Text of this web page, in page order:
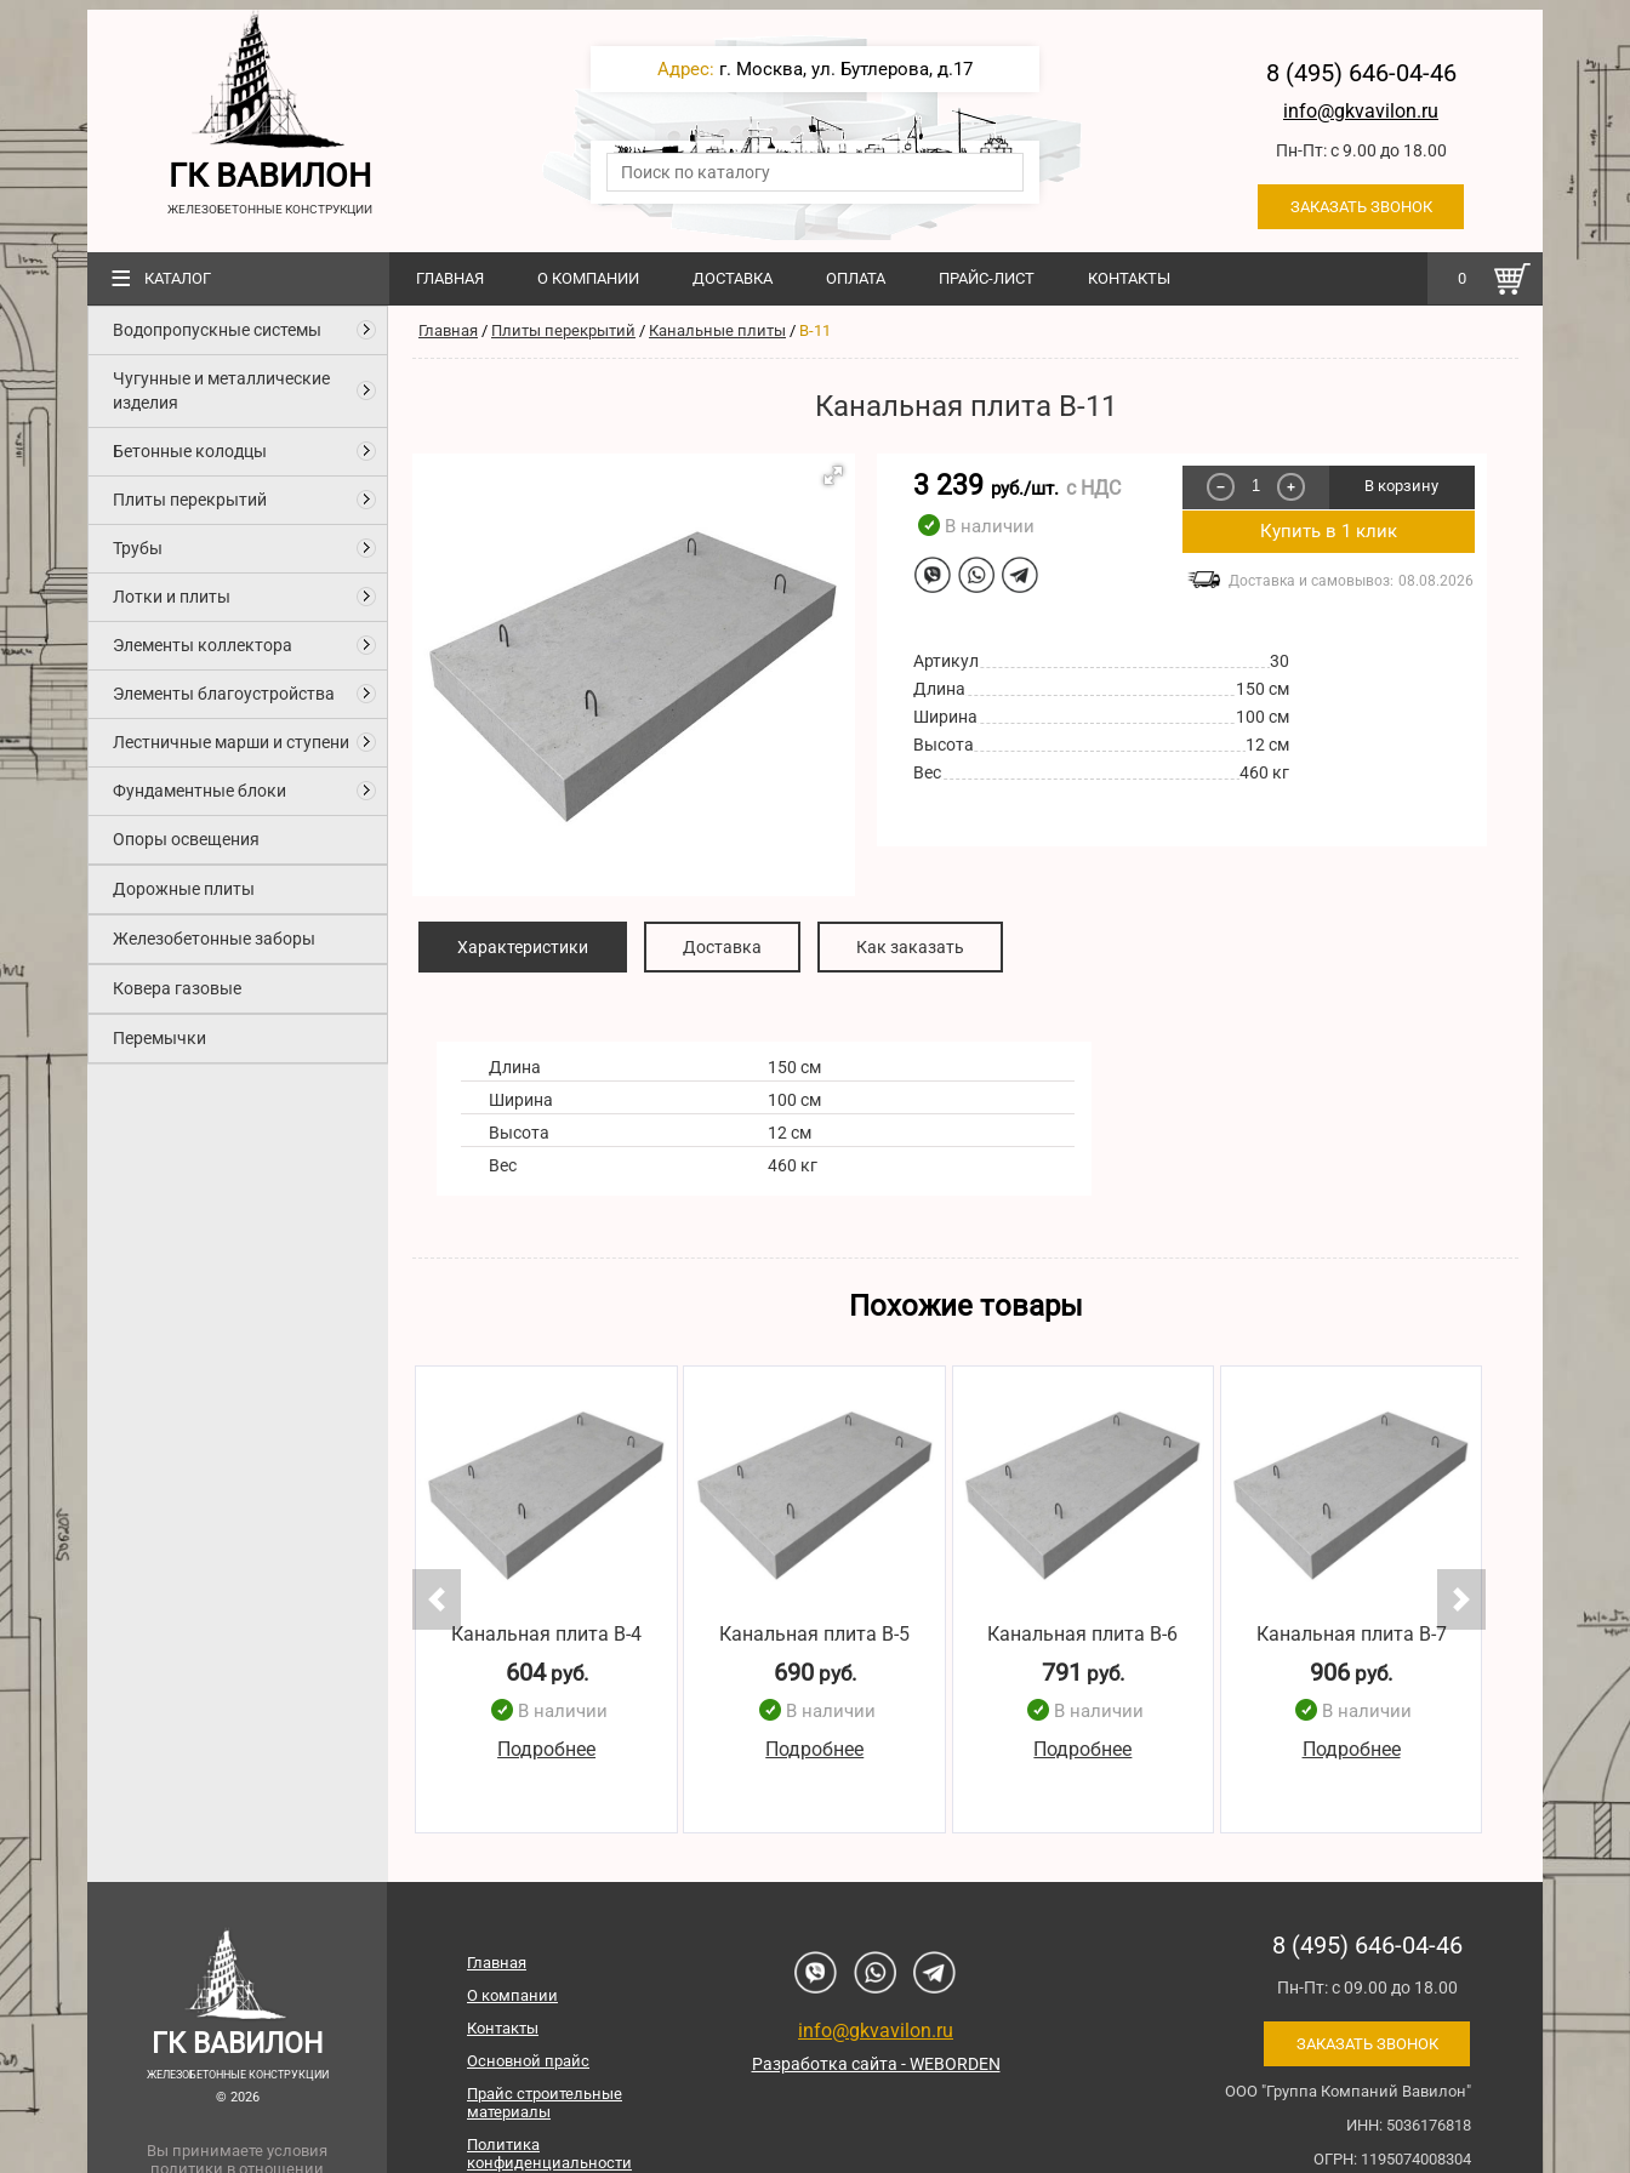
ГК ВАВИЛОН
ЖЕЛЕЗОБЕТОННЫЕ КОНСТРУКЦИИ
Адрес: г. Москва, ул. Бутлерова, д.17 8 (495) 646-04-46
info@gkvavilon.ru
Пн-Пт: с 9.00 до 18.00
ЗАКАЗАТЬ ЗВОНОК
0
≡ КАТАЛОГ ГЛАВНАЯ О КОМПАНИИ ДОСТАВКА ОПЛАТА ПРАЙС-ЛИСТ КОНТАКТЫ
Водопропускные системы
Чугунные и металлические
изделия
Бетонные колодцы
Плиты перекрытий
Трубы
Лотки и плиты
Элементы коллектора
Элементы благоустройства
Лестничные марши и ступени
Фундаментные блоки
Опоры освещения
Дорожные плиты
Железобетонные заборы
Ковера газовые
Перемычки
Главная / Плиты перекрытий / Канальные плиты / В-11
Канальная плита В-11
3 239 руб./шт. с НДС
В наличии
− + В корзину
Купить в 1 клик
Доставка и самовывоз: 08.08.2026
Артикул
30
Длина
150 см
Ширина
100 см
Высота
12 см
Вес
460 кг
Характеристики Доставка Как заказать
Длина
150 см
Ширина
100 см
Высота
12 см
Вес
460 кг
Похожие товары
Канальная плита В-4
604руб.
В наличии
Подробнее
Канальная плита В-5
690руб.
В наличии
Подробнее
Канальная плита В-6
791 руб.
В наличии
Подробнее
Канальная плита В-7
906 руб.
В наличии
Подробнее
102
В
ГК ВАВИЛОН
ЖЕЛЕЗОБЕТОННЫЕ КОНСТРУКЦИИ
© 2026
Вы принимаете условия
политики в отношении
Главная
О компании
Контакты
Основной прайс
Прайс строительные
материалы
Политика
конфиденциальности
info@gkvavilon.ru
Разработка сайта - WEBORDEN
8 (495) 646-04-46
Пн-Пт: с 09.00 до 18.00
ЗАКАЗАТЬ ЗВОНОК
ООО "Группа Компаний Вавилон"
ИНН: 5036176818
ОГРН: 1195074008304